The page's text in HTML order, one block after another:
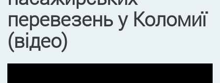
перевезень у Коломиї
(відео)